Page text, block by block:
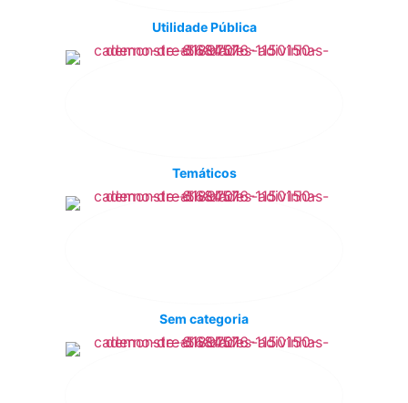
Utilidade Pública
Temáticos
Sem categoria